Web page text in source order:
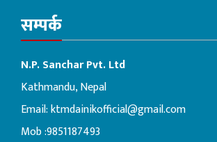
सम्पर्क
N.P. Sanchar Pvt. Ltd
Kathmandu, Nepal
Email:ktmdainikofficial@gmail.com
Mob :9851187493